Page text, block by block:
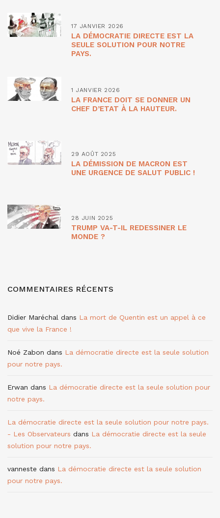
17 JANVIER 2026
LA DÉMOCRATIE DIRECTE EST LA
SEULE SOLUTION POUR NOTRE
PAYS.
1 JANVIER 2026
LA FRANCE DOIT SE DONNER UN
CHEF D’ETAT À LA HAUTEUR.
29 AOÛT 2025
LA DÉMISSION DE MACRON EST
UNE URGENCE DE SALUT PUBLIC !
28 JUIN 2025
TRUMP VA-T-IL REDESSINER LE
MONDE ?
COMMENTAIRES RÉCENTS
Didier Maréchal dans La mort de Quentin est un appel à ce
que vive la France !
Noé Zabon dans La démocratie directe est la seule solution
pour notre pays.
Erwan dans La démocratie directe est la seule solution pour
notre pays.
La démocratie directe est la seule solution pour notre pays.
- Les Observateurs dans La démocratie directe est la seule
solution pour notre pays.
vanneste dans La démocratie directe est la seule solution
pour notre pays.